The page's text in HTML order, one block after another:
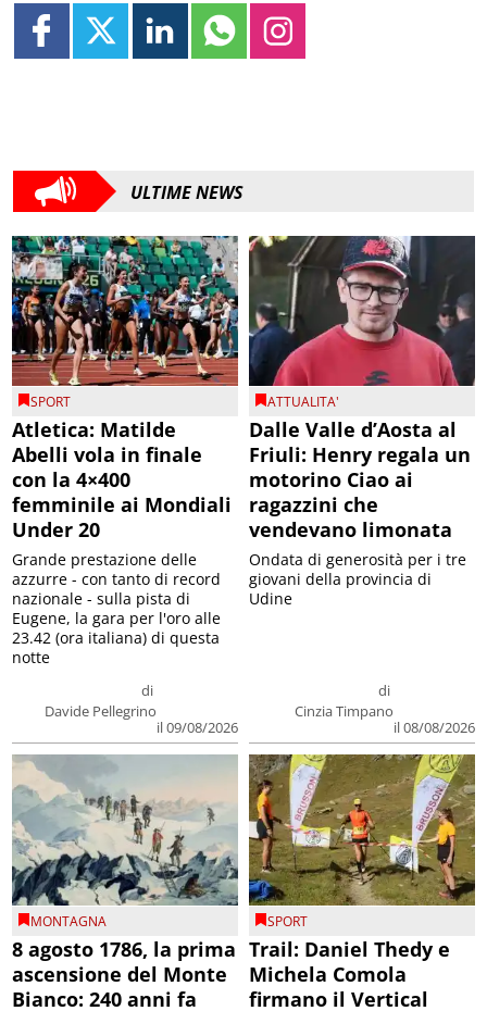
ULTIME NEWS
SPORT
Atletica: Matilde
Abelli vola in finale
con la 4×400
femminile ai Mondiali
Under 20
di
Davide Pellegrino
il 09/08/2026
Grande prestazione delle
azzurre - con tanto di record
nazionale - sulla pista di
Eugene, la gara per l'oro alle
23.42 (ora italiana) di questa
notte
ATTUALITA'
Dalle Valle d’Aosta al
Friuli: Henry regala un
motorino Ciao ai
ragazzini che
vendevano limonata
di
Cinzia Timpano
il 08/08/2026
Ondata di generosità per i tre
giovani della provincia di
Udine
MONTAGNA
8 agosto 1786, la prima
ascensione del Monte
Bianco: 240 anni fa
SPORT
Trail: Daniel Thedy e
Michela Comola
firmano il Vertical